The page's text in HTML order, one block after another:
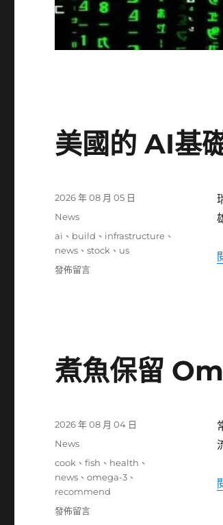
美國的 AI基
發
期:
2026 年 08 月 05 日
分
類
News
標
籤
ai 、 build 、 infrastructure 、
news 、stock 、 us
在
建
設
越
科
2026〉
發佈留言
煮魚保留
發
期:
2026 年 08 月 04 日
分
News
標
籤
cook 、fish 、 health 、
news 、omega-3 、
recommend
在
發佈留言